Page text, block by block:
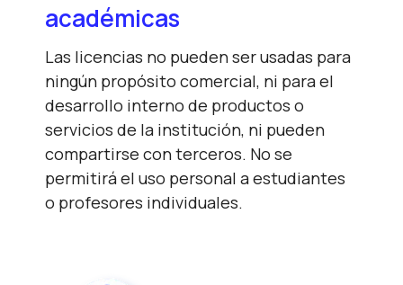
académicas
Las licencias no pueden ser usadas para
ningún propósito comercial, ni para el
desarrollo interno de productos o
servicios de la institución, ni pueden
compartirse con terceros. No se
permitirá el uso personal a estudiantes
o profesores individuales.